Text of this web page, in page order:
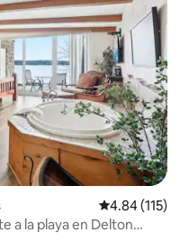
Calificación
4.84 (115)
a la playa en Delton